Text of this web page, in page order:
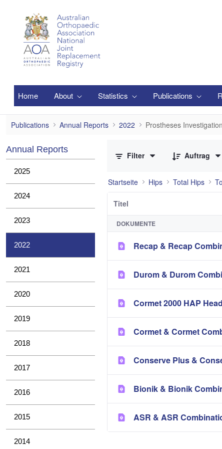
Home About Statistics Publications
Prostheses Investigations
Publications Annual Reports 2022 Prostheses
Annual Reports
2025
2024
2023
2022
2021
2020
2019
2018
2017
2016
2015
2014
Filter
Auftrag
Startseite Hips Total Hips
Titel
DOKUMENTE
Recap & Recap
Durom & Durom
Cormet 2000 HAP
Cormet & Cormet
Conserve Plus &
Bionik & Bionik
ASR & ASR